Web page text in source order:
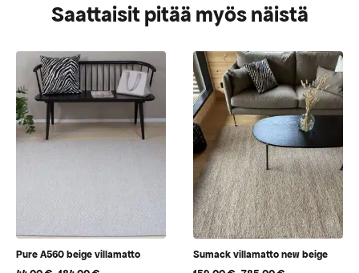
Saattaisit pitää myös näistä
Pure A560 beige villamatto Sumack villamatto new beige